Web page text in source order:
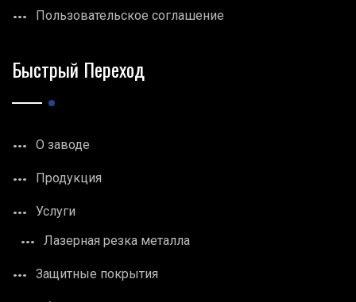
Пользовательское соглашение
Быстрый Переход
О заводе
Продукция
Услуги
Лазерная резка металла
Защитные покрытия